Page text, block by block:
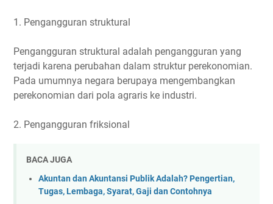
1. Pengangguran struktural
Pengangguran struktural adalah pengangguran yang
terjadi karena perubahan dalam struktur perekonomian.
Pada umumnya negara berupaya mengembangkan
perekonomian dari pola agraris ke industri.
2. Pengangguran friksional
BACA JUGA
Akuntan dan Akuntansi Publik Adalah? Pengertian,
Tugas, Lembaga, Syarat, Gaji dan Contohnya